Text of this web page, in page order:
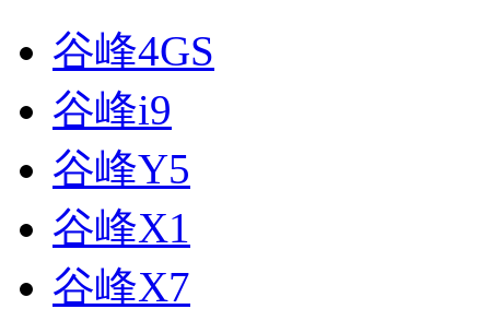
谷峰4GS
谷峰i9
谷峰Y5
谷峰X1
谷峰X7